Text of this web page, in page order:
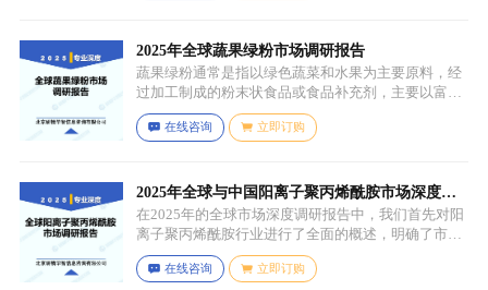
用香精、色素等，以改善口感、延长保质期和调整风
味。
2025年全球蔬果绿粉市场调研报告
蔬果绿粉通常是指以绿色蔬菜和水果为主要原料，经
过加工制成的粉末状食品或食品补充剂，主要以富含
叶绿素、膳食纤维、维生素、矿物质等营养成分的绿
色蔬菜和水果为原料，常见的包括菠菜、羽衣甘蓝、
等，有时也会搭配其他颜色的蔬果（如胡萝卜、甜菜
根等）以丰富营养等绿色水果。
在线咨询 立即订购
2025年全球与中国阳离子聚丙烯酰胺市场深度调
研报告：行业趋势与投资前景分析
在2025年的全球市场深度调研报告中，我们首先对阳
离子聚丙烯酰胺行业进行了全面的概述，明确了市场
细分与应用场景。通过对细分产品的定义与特点进行
深入分析，我们揭示了关键应用场景及其客群洞察。
在线咨询 立即订购